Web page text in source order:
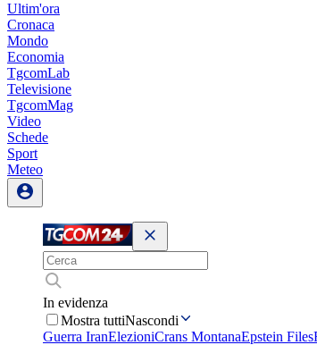
Ultim'ora
Cronaca
Mondo
Economia
TgcomLab
Televisione
TgcomMag
Video
Schede
Sport
Meteo
In evidenza
Mostra tuttiNascondi
Guerra IranElezioniCrans MontanaEpstein Files